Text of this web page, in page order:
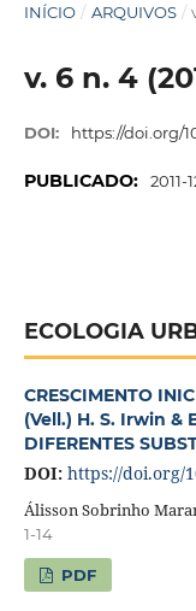
INÍCIO / ARQUIVOS /
v. 6 n. 4
DOI: https://doi.org/
PUBLICADO: 2011-
ECOLOGIA
CRESCIMENTO
(Vell.) H. S. Irwin &
DIFERENTES
DOI: https://doi.org/
Álisson Sobrinho
1-14
PDF